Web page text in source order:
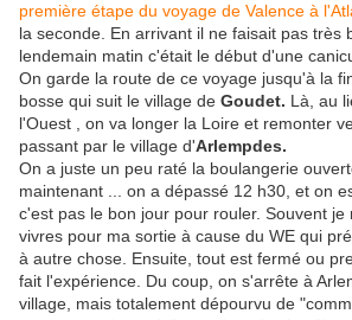
première étape du voyage de Valence à
la seconde. En arrivant il ne faisait pas très
lendemain matin c'était le début d'une
On garde la route de ce voyage jusqu'à la
bosse qui suit le village de Goudet. Là, au
l'Ouest , on va longer la Loire et remonter
passant par le village d'Arlempdes.
On a juste un peu raté la boulangerie
maintenant ... on a dépassé 12 h30, et on
c'est pas le bon jour pour rouler. Souvent je
vivres pour ma sortie à cause du WE qui
à autre chose. Ensuite, tout est fermé ou
fait l'expérience. Du coup, on s'arrête à
village, mais totalement dépourvu de